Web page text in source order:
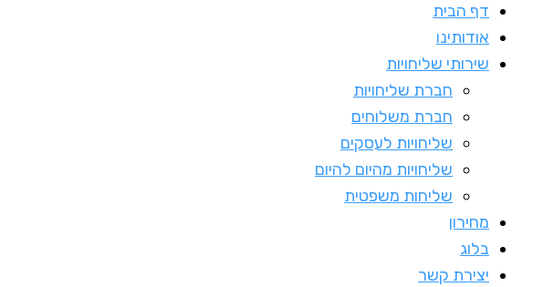
דף הבית
אודותינו
שירותי שליחויות
חברת שליחויות
חברת משלוחים
שליחויות לעסקים
שליחויות מהיום להיום
שליחות משפטית
מחירון
בלוג
יצירת קשר